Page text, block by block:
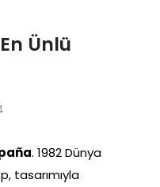
Ünlü
. 1982 Dünya
tasarımıyla